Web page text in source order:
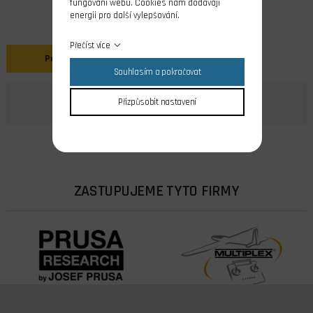
Popis
ZASTUPUJEME TYTO FIRMY
fungování webu. Cookies nám dodávají
energii pro další vylepšování.
Přečíst více
Souhlasím a pokračovat
Přizpůsobit nastavení